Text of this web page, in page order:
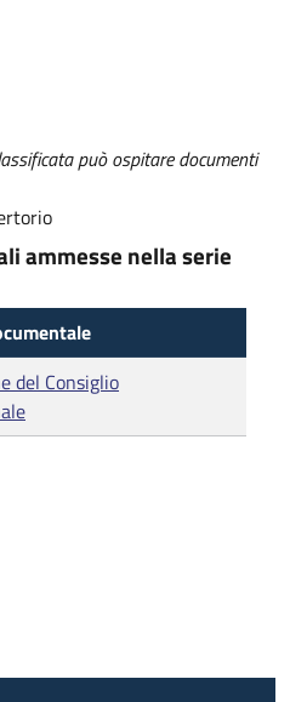
può ospitare documenti
ammesse nella serie
del Consiglio